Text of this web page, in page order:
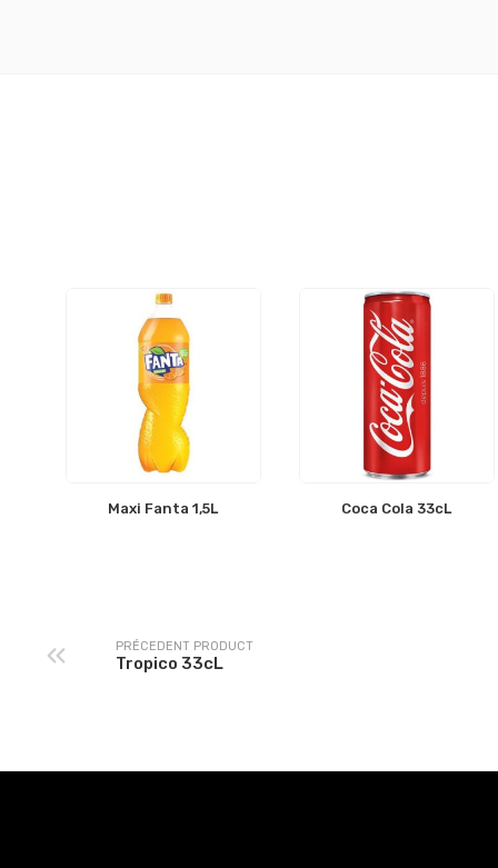
Maxi Fanta 1,5L Coca Cola 33cL
PRÉCEDENT PRODUCT
Tropico 33cL